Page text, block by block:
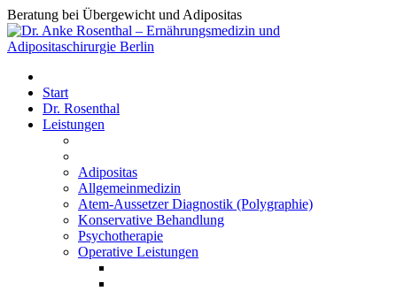
Beratung bei Übergewicht und Adipositas
Start
Dr. Rosenthal
Leistungen
Adipositas
Allgemeinmedizin
Atem-Aussetzer Diagnostik (Polygraphie)
Konservative Behandlung
Psychotherapie
Operative Leistungen